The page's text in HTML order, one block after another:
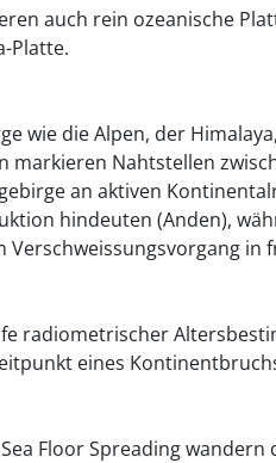
auch rein ozeanische
Platte.
wie die Alpen, der
markieren Nahtstellen
an aktiven
hindeuten (Anden),
Verschweissungsvorgang in
radiometrischer
eines
Floor Spreading